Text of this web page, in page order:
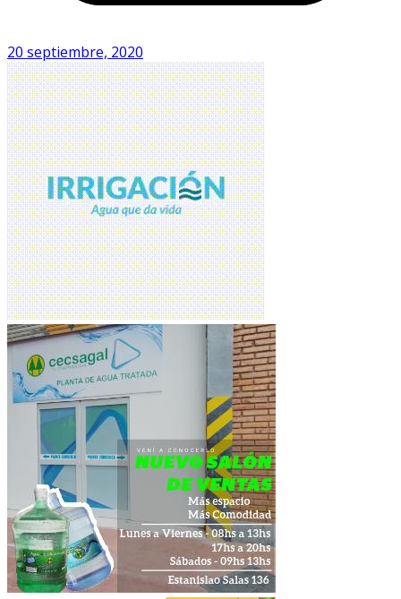
20 septiembre, 2020